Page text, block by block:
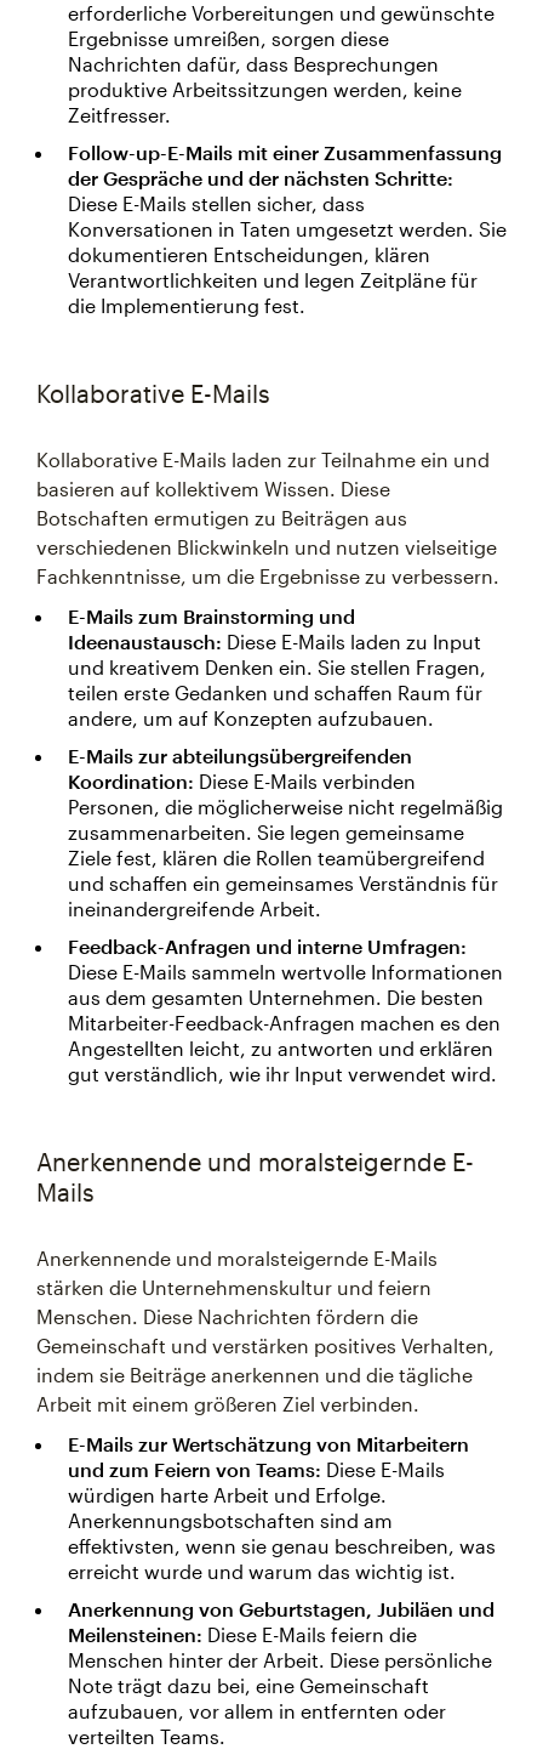
erforderliche Vorbereitungen und gewünschte
Ergebnisse umreißen, sorgen diese
Nachrichten dafür, dass Besprechungen
produktive Arbeitssitzungen werden, keine
Zeitfresser.
Follow-up-E-Mails mit einer Zusammenfassung
der Gespräche und der nächsten Schritte:
Diese E-Mails stellen sicher, dass
Konversationen in Taten umgesetzt werden. Sie
dokumentieren Entscheidungen, klären
Verantwortlichkeiten und legen Zeitpläne für
die Implementierung fest.
Kollaborative E-Mails
Kollaborative E-Mails laden zur Teilnahme ein und
basieren auf kollektivem Wissen. Diese
Botschaften ermutigen zu Beiträgen aus
verschiedenen Blickwinkeln und nutzen vielseitige
Fachkenntnisse, um die Ergebnisse zu verbessern.
E-Mails zum Brainstorming und
Ideenaustausch: Diese E-Mails laden zu Input
und kreativem Denken ein. Sie stellen Fragen,
teilen erste Gedanken und schaffen Raum für
andere, um auf Konzepten aufzubauen.
E-Mails zur abteilungsübergreifenden
Koordination: Diese E-Mails verbinden
Personen, die möglicherweise nicht regelmäßig
zusammenarbeiten. Sie legen gemeinsame
Ziele fest, klären die Rollen teamübergreifend
und schaffen ein gemeinsames Verständnis für
ineinandergreifende Arbeit.
Feedback-Anfragen und interne Umfragen:
Diese E-Mails sammeln wertvolle Informationen
aus dem gesamten Unternehmen. Die besten
Mitarbeiter-Feedback-Anfragen machen es den
Angestellten leicht, zu antworten und erklären
gut verständlich, wie ihr Input verwendet wird.
Anerkennende und moralsteigernde E-
Mails
Anerkennende und moralsteigernde E-Mails
stärken die Unternehmenskultur und feiern
Menschen. Diese Nachrichten fördern die
Gemeinschaft und verstärken positives Verhalten,
indem sie Beiträge anerkennen und die tägliche
Arbeit mit einem größeren Ziel verbinden.
E-Mails zur Wertschätzung von Mitarbeitern
und zum Feiern von Teams: Diese E-Mails
würdigen harte Arbeit und Erfolge.
Anerkennungsbotschaften sind am
effektivsten, wenn sie genau beschreiben, was
erreicht wurde und warum das wichtig ist.
Anerkennung von Geburtstagen, Jubiläen und
Meilensteinen: Diese E-Mails feiern die
Menschen hinter der Arbeit. Diese persönliche
Note trägt dazu bei, eine Gemeinschaft
aufzubauen, vor allem in entfernten oder
verteilten Teams.